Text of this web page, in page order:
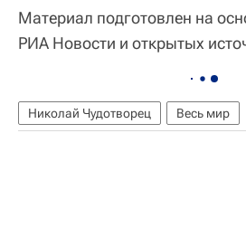
Материал подготовлен на
РИА Новости и открытых
Николай Чудотворец Весь мир